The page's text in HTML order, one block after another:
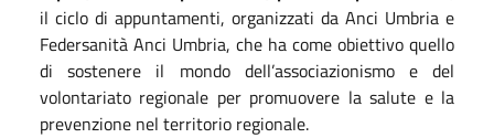
il ciclo di appuntamenti, organizzati da Anci Umbria e
Federsanità Anci Umbria, che ha come obiettivo quello
di sostenere il mondo dell’associazionismo e del
volontariato regionale per promuovere la salute e la
prevenzione nel territorio regionale.